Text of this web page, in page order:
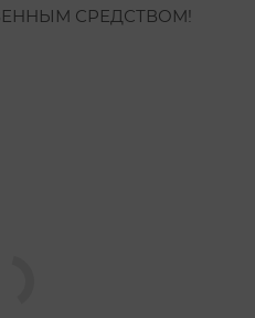
СРЕДСТВОМ!